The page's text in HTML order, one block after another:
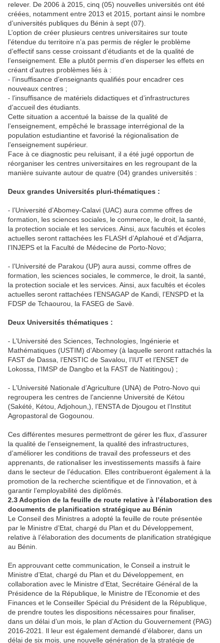
relever. De 2006 à 2015, cinq (05) nouvelles universités ont été
créées, notamment entre 2013 et 2015, portant ainsi le nombre
d’universités publiques du Bénin à sept (07).
L’option de créer plusieurs centres universitaires sur toute
l’étendue du territoire n’a pas permis de régler le problème
d’effectif sans cesse croissant d’étudiants et de la qualité de
l’enseignement. Elle a plutôt permis d’en disperser les effets en
créant d’autres problèmes liés à :
- l’insuffisance d’enseignants qualifiés pour encadrer ces
nouveaux centres ;
- l’insuffisance de matériels didactiques et d’infrastructures
d’accueil des étudiants.
Cette situation a accentué la baisse de la qualité de
l’enseignement, empêché le brassage interrégional de la
population estudiantine et favorisé la régionalisation de
l’enseignement supérieur.
Face à ce diagnostic peu reluisant, il a été jugé opportun de
réorganiser les centres universitaires en les regroupant de la
manière suivante autour de quatre (04) grandes universités :
Deux grandes Universités pluri-thématiques :
- l’Université d’Abomey-Calavi (UAC) aura comme offres de
formation, les sciences sociales, le commerce, le droit, la santé,
la protection sociale et les services. Ainsi, aux facultés et écoles
actuelles seront rattachées les FLASH d’Aplahoué et d’Adjarra,
l’INJEPS et la Faculté de Médecine de Porto-Novo;
- l’Université de Parakou (UP) aura aussi, comme offres de
formation, les sciences sociales, le commerce, le droit, la santé,
la protection sociale et les services. Ainsi, aux facultés et écoles
actuelles seront rattachées l’ENSAGAP de Kandi, l’ENSPD et la
FDSP de Tchaourou, la FASEG de Savè.
Deux Universités thématiques :
- L’Université des Sciences, Technologies, Ingénierie et
Mathématiques (USTIM) d’Abomey (à laquelle seront rattachés la
FAST de Dassa, l’ENSTIC de Savalou, l’IUT et l’ENSET de
Lokossa, l’IMSP de Dangbo et la FAST de Natitingou) ;
- L’Université Nationale d’Agriculture (UNA) de Potro-Novo qui
regroupera les centres de l’ancienne Université de Kétou
(Sakété, Kétou, Adjohoun,), l’ENSTA de Djougou et l’Institut
Agropastoral de Gogounou.
Ces différentes mesures permettront de gérer les flux, d’assurer
la qualité de l’enseignement, la qualité des infrastructures,
d’améliorer les conditions de travail des professeurs et des
apprenants, de rationaliser les investissements massifs à faire
dans le secteur de l’éducation. Elles contribueront également à la
promotion de la recherche scientifique et de l’innovation, et à
garantir l’employabilité des diplômés.
2.3 Adoption de la feuille de route relative à l’élaboration des
documents de planification stratégique au Bénin
Le Conseil des Ministres a adopté la feuille de route présentée
par le Ministre d’Etat, chargé du Plan et du Développement,
relative à l’élaboration des documents de planification stratégique
au Bénin.
En approuvant cette communication, le Conseil a instruit le
Ministre d’Etat, chargé du Plan et du Développement, en
collaboration avec le Ministre d’Etat, Secrétaire Général de la
Présidence de la République, le Ministre de l’Economie et des
Finances et le Conseiller Spécial du Président de la République,
de prendre toutes les dispositions nécessaires pour finaliser,
dans un délai d’un mois, le plan d’Action du Gouvernement (PAG)
2016-2021. Il leur est également demandé d’élaborer, dans un
délai de six mois, une nouvelle génération de la stratégie de